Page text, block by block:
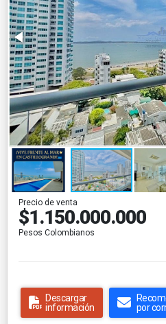
Precio de venta
$1.150.000.000
Pesos Colombianos
Descargar
información
por